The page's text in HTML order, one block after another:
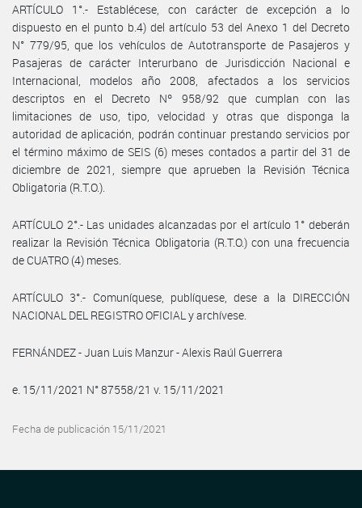
ARTÍCULO 1°.- Establécese, con carácter de excepción a lo
dispuesto en el punto b.4) del artículo 53 del Anexo 1 del Decreto
N° 779/95, que los vehículos de Autotransporte de Pasajeros y
Pasajeras de carácter Interurbano de Jurisdicción Nacional e
Internacional, modelos año 2008, afectados a los servicios
descriptos en el Decreto Nº 958/92 que cumplan con las
limitaciones de uso, tipo, velocidad y otras que disponga la
autoridad de aplicación, podrán continuar prestando servicios por
el término máximo de SEIS (6) meses contados a partir del 31 de
diciembre de 2021, siempre que aprueben la Revisión Técnica
Obligatoria (R.T.O.).
ARTÍCULO 2°.- Las unidades alcanzadas por el artículo 1° deberán
realizar la Revisión Técnica Obligatoria (R.T.O.) con una frecuencia
de CUATRO (4) meses.
ARTÍCULO 3°.- Comuníquese, publíquese, dese a la DIRECCIÓN
NACIONAL DEL REGISTRO OFICIAL y archívese.
FERNÁNDEZ - Juan Luis Manzur - Alexis Raúl Guerrera
e. 15/11/2021 N° 87558/21 v. 15/11/2021
Fecha de publicación 15/11/2021